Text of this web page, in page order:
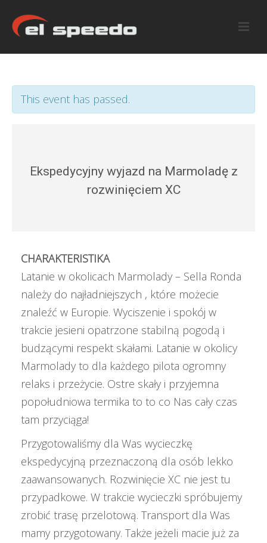
This event has passed.
Ekspedycyjny wyjazd na Marmoladę z
rozwinięciem XC
CHARAKTERISTIKA
Latanie w okolicach Marmolady – Sella Ronda
należy do najładniejszych , które możecie
znaleźć w Europie. Wyciszenie i spokój w
trakcie jesieni opatrzone stabilną pogodą i
budzącymi respekt skałami. Latanie w okolicy
Marmolady to dla każdego pilota ogromny
relaks i przeżycie. Ostre skały i przyjemna
popołudniowa termika to to co Nas cały czas
tam przyciąga!
Przygotowaliśmy dla Was wycieczkę
ekspedycyjną przeznaczoną dla osób lekko
zaawansowanych. Rozwinięcie XC nie jest tu
przypadkowe. W trakcie wycieczki spróbujemy
zrobić trasę przelotową. Transport dla Was
mamy przygotowany. Także jeżeli macie już za